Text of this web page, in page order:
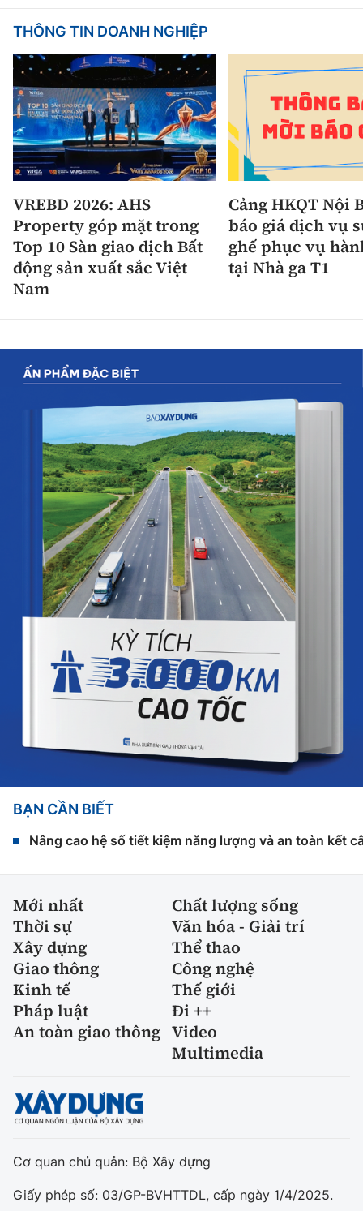
THÔNG TIN DOANH NGHIỆP
VREBD 2026: AHS
Property góp mặt trong
Top 10 Sàn giao dịch Bất
động sản xuất sắc Việt
Nam
Cảng HKQT Nội
báo giá dịch vụ
ghế phục vụ
tại Nhà ga T1
BẠN CẦN BIẾT
Nâng cao hệ số tiết kiệm năng lượng và an toàn kết
Mới nhất
Chất lượng sống
Thời sự
Văn hóa - Giải trí
Xây dựng
Thể thao
Giao thông
Công nghệ
Kinh tế
Thế giới
Pháp luật
Đi ++
An toàn giao thông Video
Multimedia
Cơ quan chủ quản: Bộ Xây dựng
Giấy phép số: 03/GP-BVHTTDL, cấp ngày 1/4/2025.